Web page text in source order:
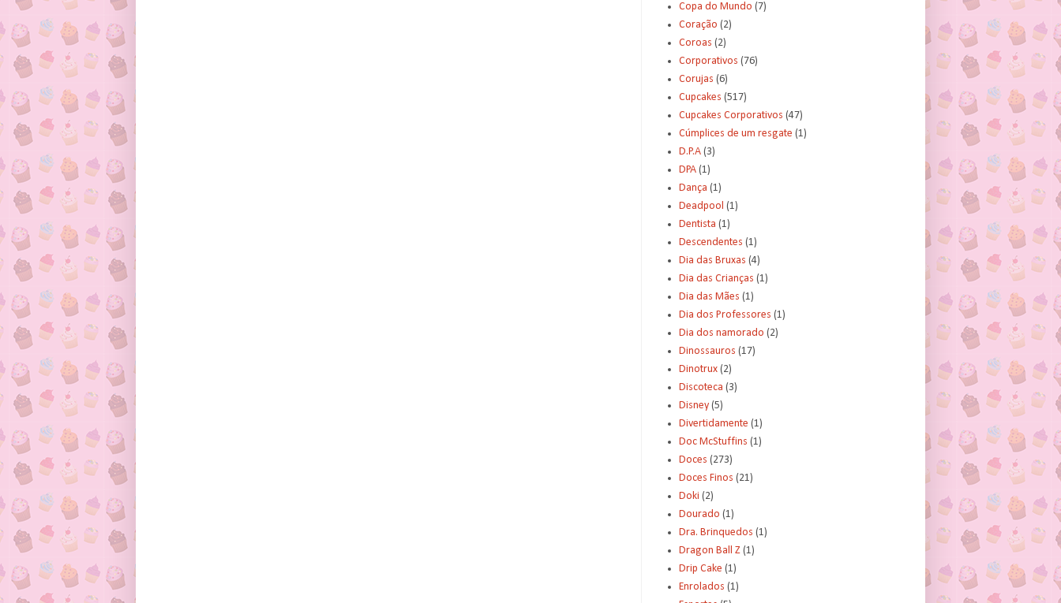
Copa do Mundo (7)
Coração (2)
Coroas (2)
Corporativos (76)
Corujas (6)
Cupcakes (517)
Cupcakes Corporativos (47)
Cúmplices de um resgate (1)
D.P.A (3)
DPA (1)
Dança (1)
Deadpool (1)
Dentista (1)
Descendentes (1)
Dia das Bruxas (4)
Dia das Crianças (1)
Dia das Mães (1)
Dia dos Professores (1)
Dia dos namorado (2)
Dinossauros (17)
Dinotrux (2)
Discoteca (3)
Disney (5)
Divertidamente (1)
Doc McStuffins (1)
Doces (273)
Doces Finos (21)
Doki (2)
Dourado (1)
Dra. Brinquedos (1)
Dragon Ball Z (1)
Drip Cake (1)
Enrolados (1)